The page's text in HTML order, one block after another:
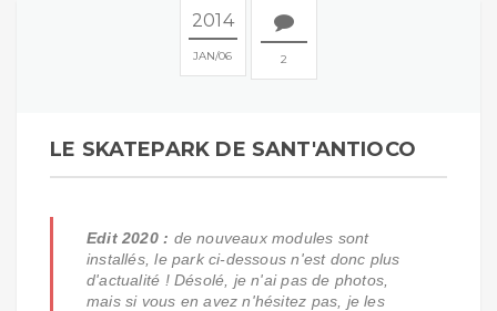
2014
JAN 06 2
LE SKATEPARK DE SANT'ANTIOCO
Edit 2020 : de nouveaux modules sont
installés, le park ci-dessous n'est donc plus
d'actualité ! Désolé, je n'ai pas de photos,
mais si vous en avez n'hésitez pas, je les